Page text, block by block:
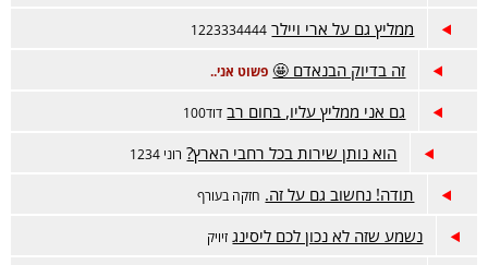
ממליץ גם על ארי ויילר 1223334444
זה בדיוק הבנאדם 🤩 פשוט אני..
גם אני ממליץ עליו, בחום רב דוד100
הוא נותן שירות בכל רחבי הארץ? רוני 1234
תודה! נחשוב גם על זה. חזקה בעורף
נשמע שזה לא נכון לכם ליסינג זיויק